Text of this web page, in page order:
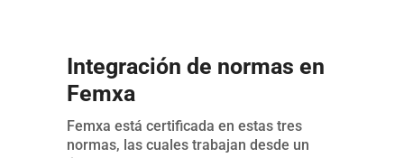
Integración de normas en
Femxa
Femxa está certificada en estas tres
normas, las cuales trabajan desde un